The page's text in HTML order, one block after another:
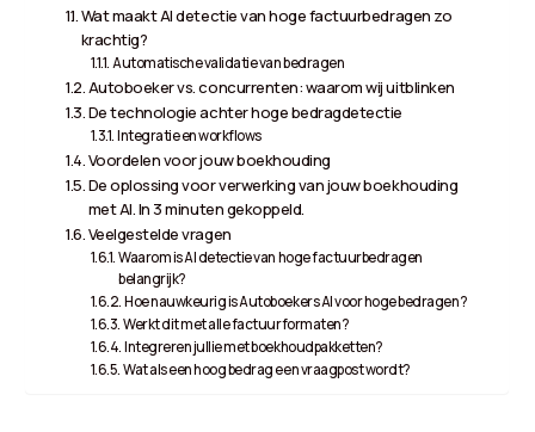
Wat maakt AI detectie van hoge factuurbedragen zo
krachtig?
Automatische validatie van bedragen
Autoboeker vs. concurrenten: waarom wij uitblinken
De technologie achter hoge bedragdetectie
Integratie en workflows
Voordelen voor jouw boekhouding
De oplossing voor verwerking van jouw boekhouding
met AI. In 3 minuten gekoppeld.
Veelgestelde vragen
Waarom is AI detectie van hoge factuurbedragen
belangrijk?
Hoe nauwkeurig is Autoboekers AI voor hoge bedragen?
Werkt dit met alle factuurformaten?
Integreren jullie met boekhoudpakketten?
Wat als een hoog bedrag een vraagpost wordt?